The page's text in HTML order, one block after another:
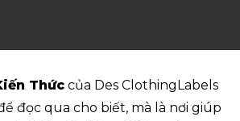
Thức của Des ClothingLabels
đọc qua cho biết, mà là nơi giúp